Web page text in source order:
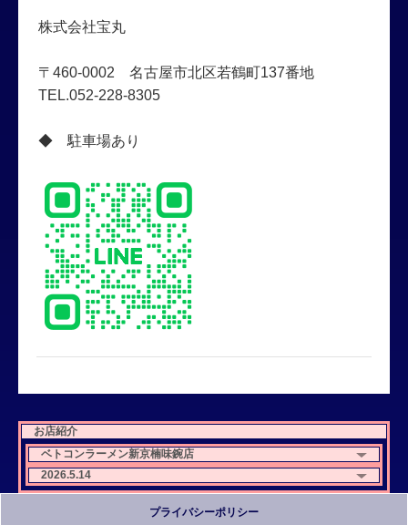
株式会社宝丸
〒460-0002 名古屋市北区若鶴町137番地
TEL.052-228-8305
◆ 駐車場あり
お店紹介
ベトコンラーメン新京楠味鋺店
2026.5.14
プライバシーポリシー